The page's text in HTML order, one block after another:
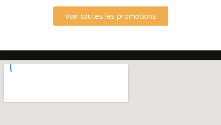
Voir toutes les promotions